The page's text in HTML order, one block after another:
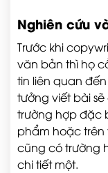
Nghiên cứu
Trước khi
văn bản thì họ
tin liên quan
tưởng viết bài
trường hợp đặc
phẩm hoặc
cũng có trường
chi tiết một.